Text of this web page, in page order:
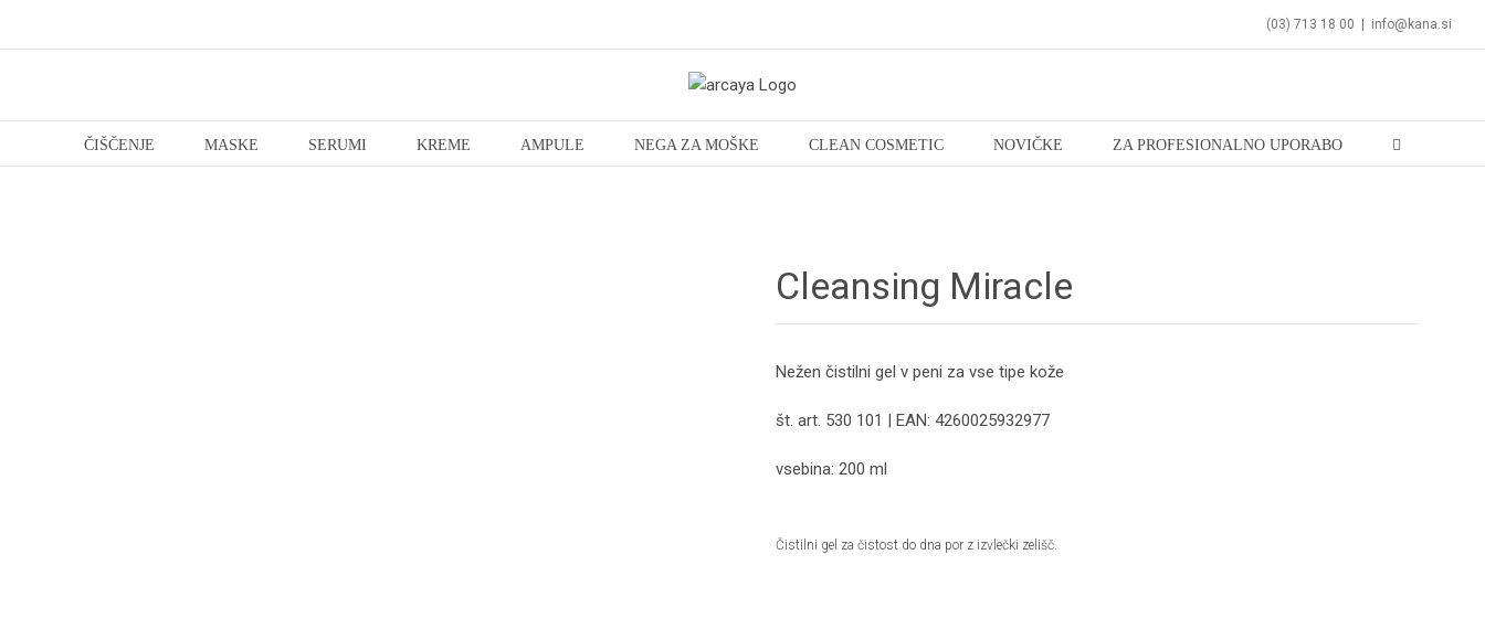
(03) 713 18 00 info@kana.si
ČIŠČENJE MASKE SERUMI KREME AMPULE NEGA ZA MOŠKE CLEAN COSMETIC NOVIČKE ZA PROFESIONALNO UPORABO
Cleansing Miracle
Nežen čistilni gel v peni za vse tipe kože
št. art. 530 101 | EAN: 4260025932977
vsebina: 200 ml
Čistilni gel za čistost do dna por z izvlečki zelišč.